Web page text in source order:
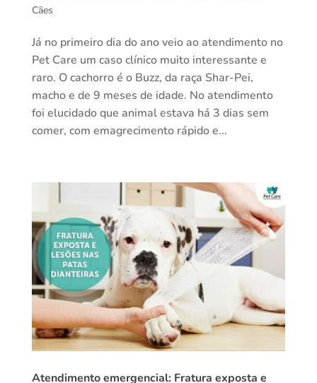
Cães
Já no primeiro dia do ano veio ao atendimento no
Pet Care um caso clínico muito interessante e
raro. O cachorro é o Buzz, da raça Shar-Pei,
macho e de 9 meses de idade. No atendimento
foi elucidado que animal estava há 3 dias sem
comer, com emagrecimento rápido e...
Atendimento emergencial: Fratura exposta e